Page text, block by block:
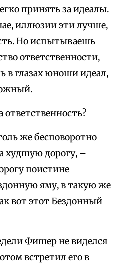
принять за идеалы.
иллюзии эти лучше,
Но испытываешь
ответственности,
в глазах юноши идеал,
ответственность?
же бесповоротно
худшую дорогу, –
поистине
яму, в такую же
вот этот Бездонный
Фишер не виделся
встретил его в